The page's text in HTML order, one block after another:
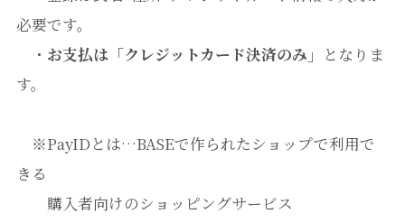
必要です。
・ お支払は「クレジットカード決済のみ」
となりま
す。
※PayIDとは…BASEで作られたショップで利用で
きる
購入者向けのショッピングサービス